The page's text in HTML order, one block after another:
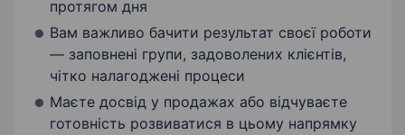
протягом дня
Вам важливо бачити результат своєї роботи
— заповнені групи, задоволених клієнтів,
чітко налагоджені процеси
Маєте досвід у продажах або відчуваєте
готовність розвиватися в цьому напрямку